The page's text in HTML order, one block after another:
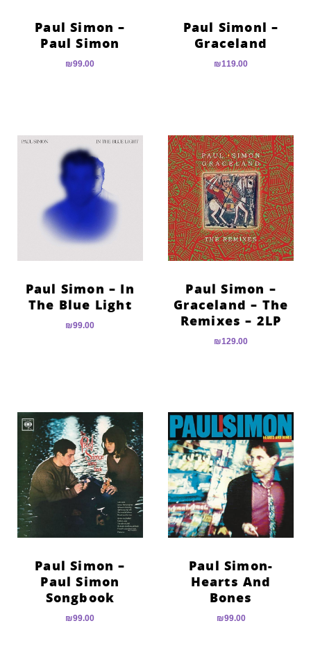
Paul Simonl –
Graceland
₪119.00
Paul Simon –
Paul Simon
₪99.00
Paul Simon –
Graceland – The
Remixes – 2LP
₪129.00
Paul Simon – In
The Blue Light
₪99.00
Paul Simon-
Hearts And
Bones
₪99.00
Paul Simon –
Paul Simon
Songbook
₪99.00